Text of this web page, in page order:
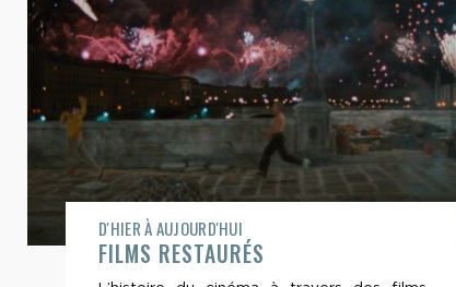
D'HIER À AUJOURD'HUI
FILMS RESTAURÉS